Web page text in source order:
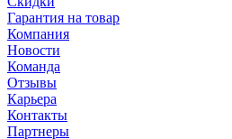
Гарантия на товар
Компания
Новости
Команда
Отзывы
Карьера
Контакты
Партнеры